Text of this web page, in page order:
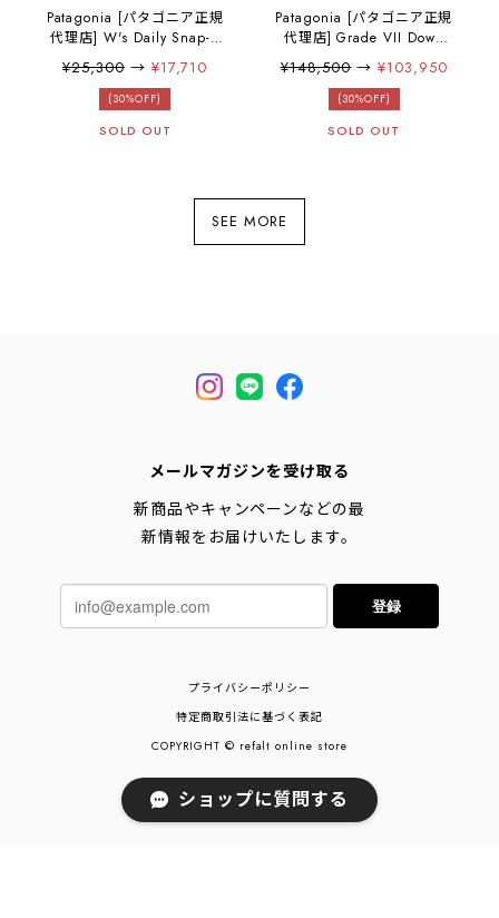
Patagonia [パタゴニア正規
代理店] W's Daily Snap-T
デイリー・スナップT・プル
オーバー・LADY'S
¥25,300→ ¥17,710
(30%OFF)
SOLD OUT
Patagonia [パタゴニア正規
代理店] Grade VII Down
VII・ダウン・パーカ・
MEN'S/LADY'S [2025AW]
¥148,500→¥103,950
(30%OFF)
SOLD OUT
SEE MORE
メールマガジンを受け取る
新商品やキャンペーンなどの最
新情報をお届けいたします。
登録
プライバシーポリシー
特定商取引法に基づく表記
COPYRIGHT © refalt online store
ショップに質問する